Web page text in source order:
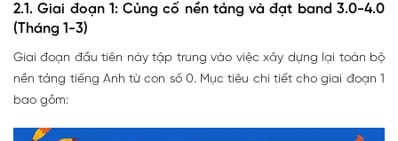
2.1. Giai đoạn 1: Củng cố nền tảng và đạt band 3.0-4.0
(Tháng 1-3)
Giai đoạn đầu tiên này tập trung vào việc xây dựng lại toàn bộ
nền tảng tiếng Anh từ con số 0. Mục tiêu chi tiết cho giai đoạn 1
bao gồm: